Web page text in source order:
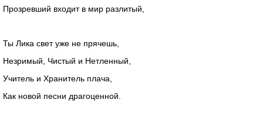
Прозревший входит в мир разлитый,
Ты Лика свет уже не прячешь,
Незримый, Чистый и Нетленный,
Учитель и Хранитель плача,
Как новой песни драгоценной.